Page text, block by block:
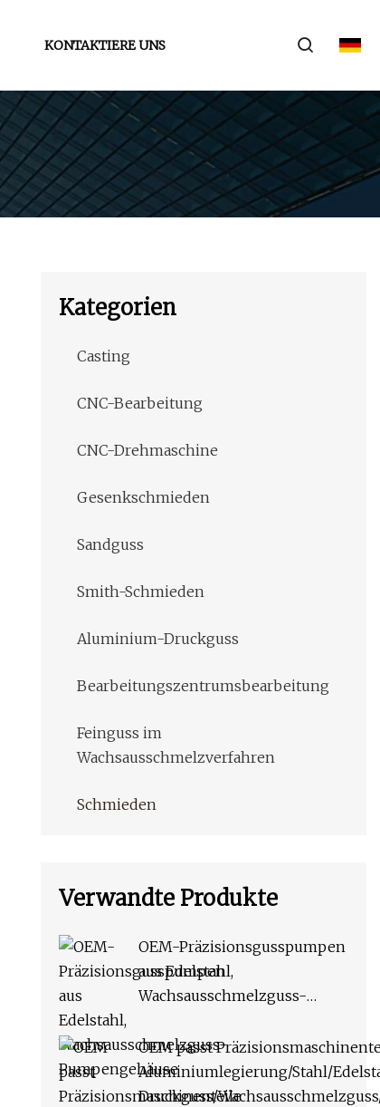
KONTAKTIERE UNS
Kategorien
Casting
CNC-Bearbeitung
CNC-Drehmaschine
Gesenkschmieden
Sandguss
Smith-Schmieden
Aluminium-Druckguss
Bearbeitungszentrumsbearbeitung
Feinguss im
Wachsausschmelzverfahren
Schmieden
Verwandte Produkte
OEM-Präzisionsgusspumpen
aus Edelstahl,
Wachsausschmelzguss-
OEM passt
Aluminiumlegierung/Stahl/
Druckguss/